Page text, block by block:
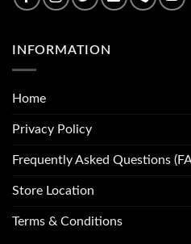
INFORMATION
Home
Privacy Policy
Frequently Asked Questions
Store Location
Terms & Conditions